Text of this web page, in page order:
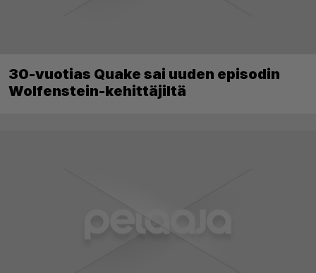
30-vuotias Quake sai uuden episodin
Wolfenstein-kehittäjiltä